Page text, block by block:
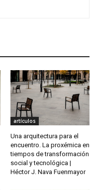
artículos
Una arquitectura para el
encuentro. La proxémica en
tiempos de transformación
social y tecnológica |
Héctor J. Nava Fuenmayor